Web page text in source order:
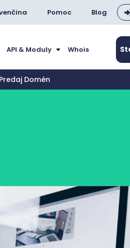
Pomoc Blog
API & Moduly Whois
Domén